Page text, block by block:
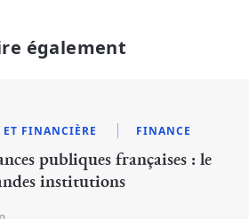
également
FINANCIÈRE FINANCE
publiques françaises : le
institutions